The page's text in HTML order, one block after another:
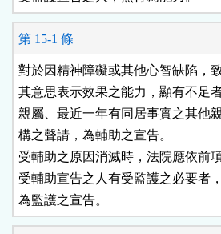
第 15-1 條
對於因精神障礙或其他心智缺陷，
其意思表示效果之能力，顯有不足
親屬、最近一年有同居事實之其他
構之聲請，為輔助之宣告。
受輔助之原因消滅時，法院應依前
受輔助宣告之人有受監護之必要者
為監護之宣告。